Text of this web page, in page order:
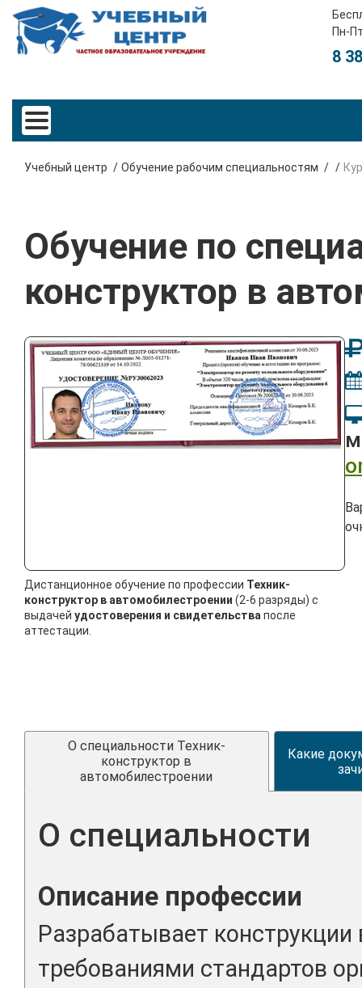
Пн-
8
Учебный центр Обучение рабочим специальностям
Обучение по
конструктор в
Дистанционное обучение по профессии Техник-
конструктор в автомобилестроении (2-6 разряды) с
выдачей удостоверения и свидетельствапосле
аттестации.
О специальности Техник-
конструктор в
автомобилестроении
Какие
О специальности
Описание профессии
Разрабатывает конструкции
требованиями стандартов